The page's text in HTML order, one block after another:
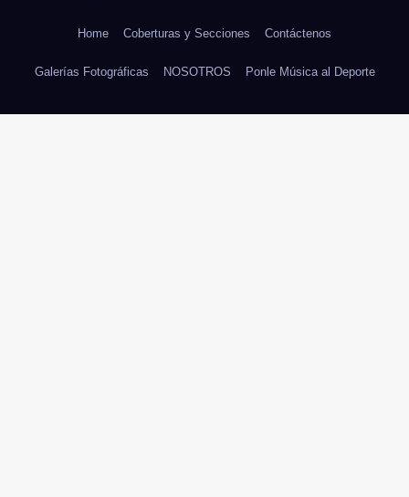
Home Coberturas y Secciones Contáctenos
Galerías Fotográficas NOSOTROS Ponle Música al Deporte